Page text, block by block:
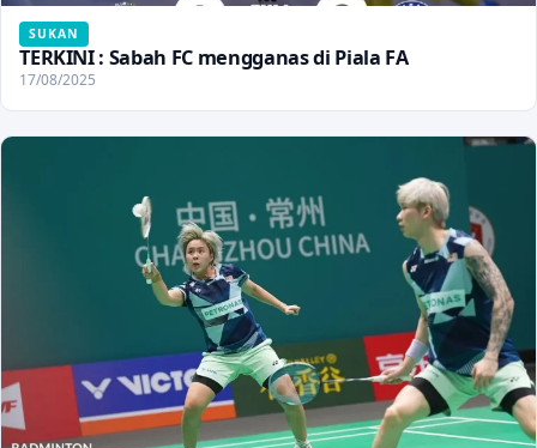
SUKAN
TERKINI : Sabah FC mengganas di Piala FA
17/08/2025